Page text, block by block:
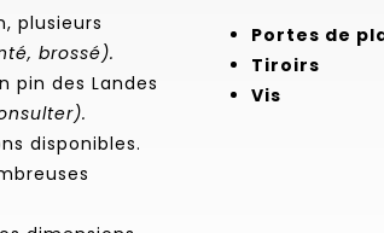
plusieurs
brossé).
pin des Landes
disponibles.
Portes de
Tiroirs
Vis